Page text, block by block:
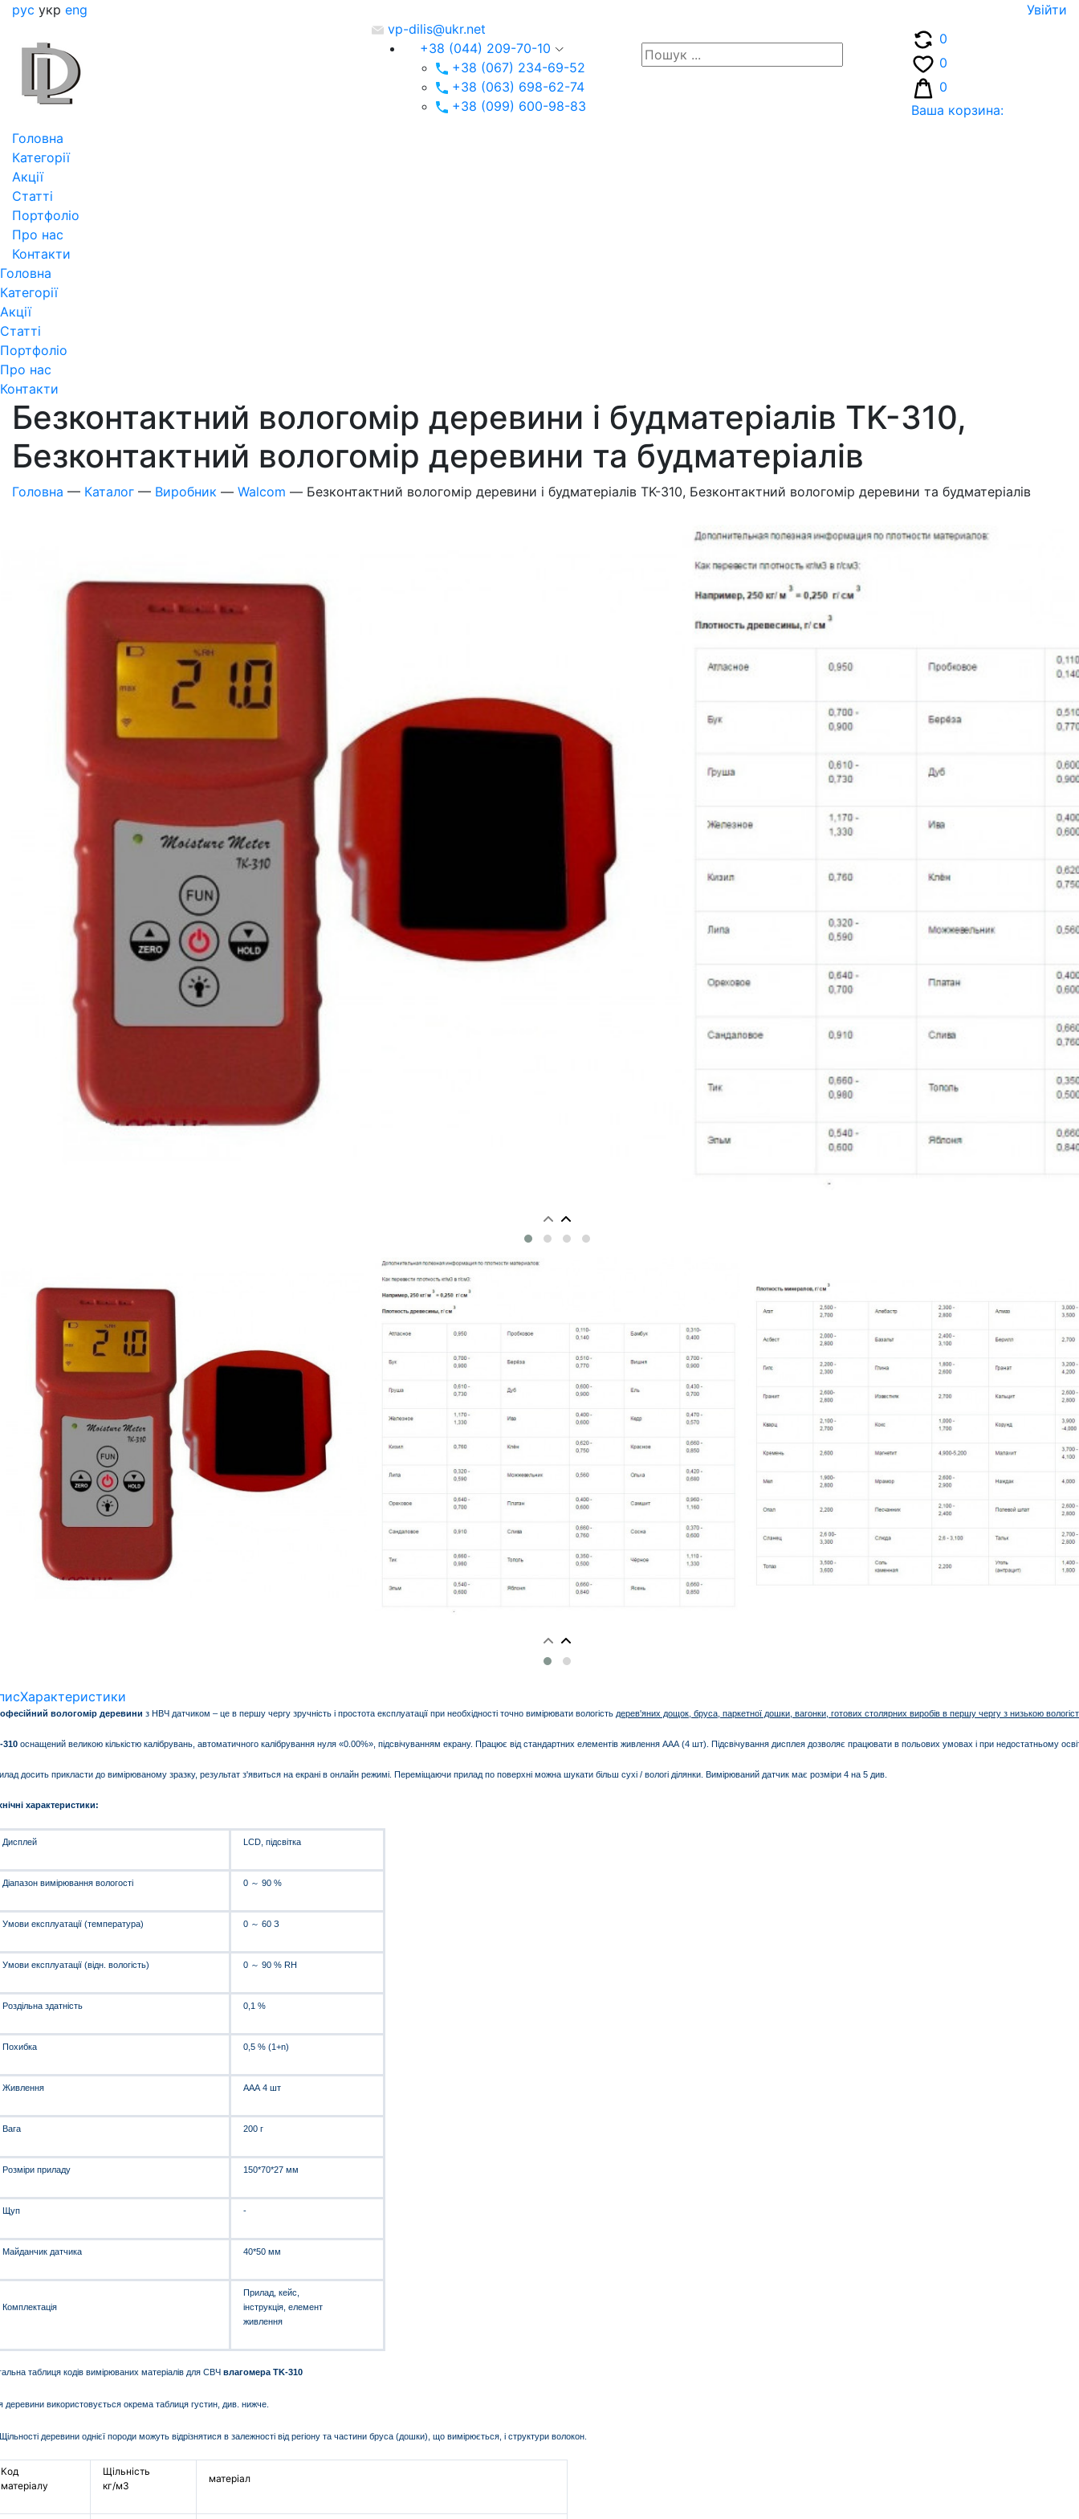
рус укр eng
Увiйти
vp-dilis@ukr.net
+38 (044) 209-70-10
+38 (067) 234-69-52
+38 (063) 698-62-74
+38 (099) 600-98-83
0
0
0
Ваша корзина:
Головна
Категорії
Акції
Статті
Портфоліо
Про нас
Контакти
Головна
Категорії
Акції
Статті
Портфоліо
Про нас
Контакти
Безконтактний вологомір деревини і будматеріалів TK-310,
Безконтактний вологомір деревини та будматеріалів
Головна — Каталог — Виробник — Walcom — Безконтактний вологомір деревини і будматеріалів TK-310, Безконтактний вологомір деревини та будматеріалів
Характеристики
вологомір деревини з НВЧ датчиком – це в першу чергу зручність і простота експлуатації при необхідності точно вимірювати вологість дерев'яних дощок, бруса, паркетної дошки, вагонки, готових столярних виробів в першу чергу з низькою
310 оснащений великою кількістю калібрувань, автоматичного калібрування нуля «0.00%», підсвічуванням екрану. Працює від стандартних елементів живлення ААА (4 шт). Підсвічування дисплея дозволяє працювати в польових умовах і при недостатньому
досить прикласти до вимірюваному зразку, результат з'явиться на екрані в онлайн режимі. Переміщаючи прилад по поверхні можна шукати більш сухі / вологі ділянки. Вимірюваний датчик має розміри 4 на 5 див.
характеристики:
Дисплей LCD, підсвітка
Діапазон вимірювання вологості 0 ～ 90 %
Умови експлуатації (температура) 0 ～ 60 З
Умови експлуатації (відн. вологість) 0 ～ 90 % RH
Роздільна здатність 0,1 %
Похибка 0,5 % (1+n)
Живлення ААА 4 шт
Вага 200 г
Розміри приладу 150*70*27 мм
Щуп -
Майданчик датчика 40*50 мм
Комплектація
Прилад, кейс,
інструкція, елемент
живлення
таблиця кодів вимірюваних матеріалів для СВЧ влагомера TK-310
деревини використовується окрема таблиця густин, див. нижче.
Щільності деревини однієї породи можуть відрізнятися в залежності від регіону та частини бруса (дошки), що вимірюється, і структури волокон.
Код
матеріалу
Щільність
кг/м3
матеріал